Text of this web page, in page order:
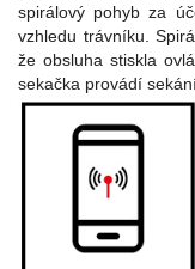
spirálový pohyb za
vzhledu trávníku.
že obsluha stiskla
sekačka provádí